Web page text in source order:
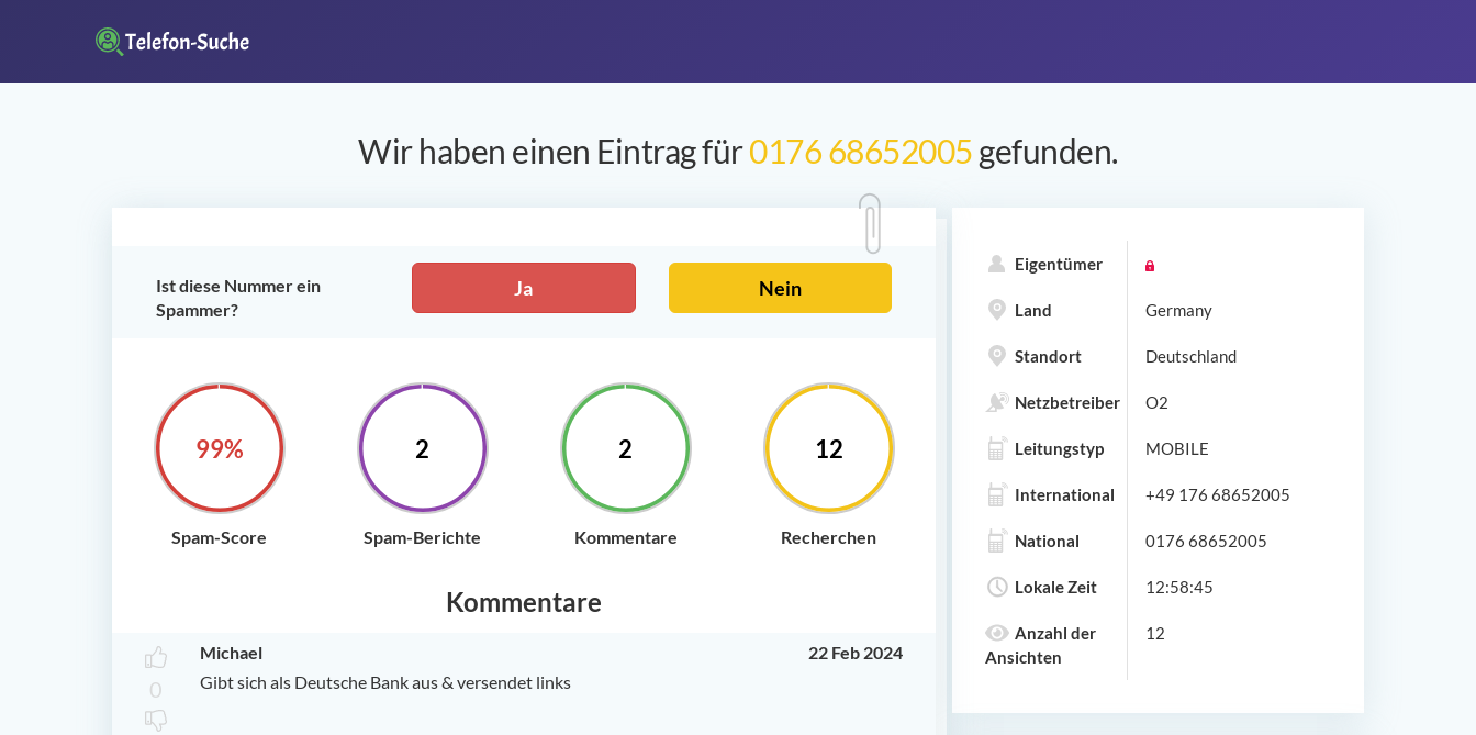
Wir haben einen Eintrag für0176 68652005gefunden.
Ist diese Nummer ein
Spammer?
Ja Nein
100%
Spam-Score
2
Spam-Berichte
2
Kommentare
12
Recherchen
Kommentare
0
Michael
22 Feb 2024
Gibt sich als Deutsche Bank aus & versendet links
Eigentümer
Land Germany
Standort Deutschland
Netzbetreiber O2
Leitungstyp MOBILE
International +49 176 68652005
National 0176 68652005
Lokale Zeit 12:58:45
Anzahl der
Ansichten
12